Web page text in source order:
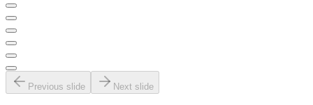
Previous slide Next slide